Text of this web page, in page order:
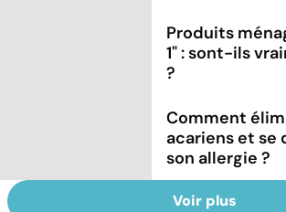
Produits
1" : sont-ils
?
Comment
acariens et se
son allergie ?
Voir plus